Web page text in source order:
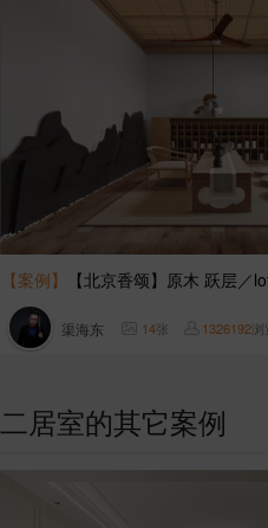
【案例】 【北京香颂】原木 跃层／
渠海东 14张 1326192浏
二居室的其它案例